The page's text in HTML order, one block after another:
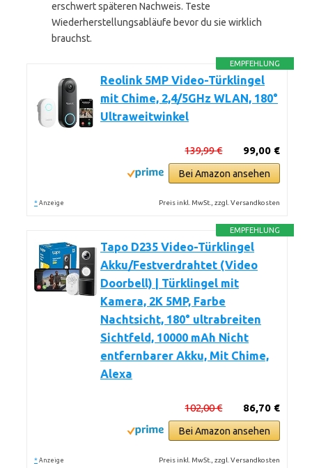
erschwert späteren Nachweis. Teste
Wiederherstellungsabläufe bevor du sie wirklich
brauchst.
EMPFEHLUNG
Reolink 5MP Video-Türklingel
mit Chime, 2,4/5GHz WLAN, 180°
Ultraweitwinkel
99,00 €
139,99 €
Bei Amazon ansehen
* Anzeige Preis inkl. MwSt., zzgl. Versandkosten
EMPFEHLUNG
Tapo D235 Video-Türklingel
Akku/Festverdrahtet (Video
Doorbell) | Türklingel mit
Kamera, 2K 5MP, Farbe
Nachtsicht, 180° ultrabreiten
Sichtfeld, 10000 mAh Nicht
entfernbarer Akku, Mit Chime,
Alexa
86,70 €
102,00 €
Bei Amazon ansehen
* Anzeige Preis inkl. MwSt., zzgl. Versandkosten